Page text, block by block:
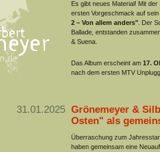
Es gibt neues Material! Mit der
ersten Vorgeschmack auf
2 – Von allem anders". Der
Ballade, entstanden
& Suena.
Das Album erscheint am 17.
nach dem ersten MTV
31.01.2025 Grönemeyer &
Osten" als
Überraschung zum
haben gemeinsam eine